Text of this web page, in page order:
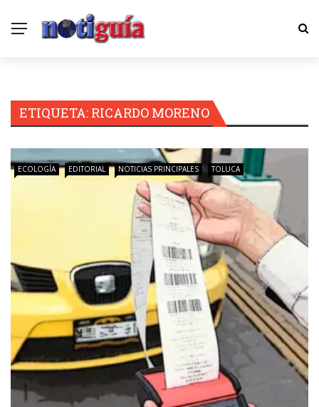
ETIQUETA: RICARDO MORENO
ECOLOGÍA EDITORIAL NOTICIAS PRINCIPALES TOLUCA